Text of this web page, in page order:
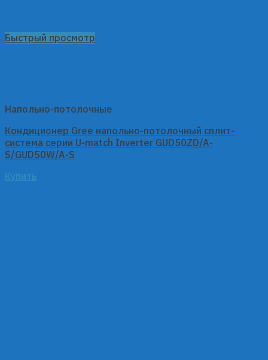
Быстрый просмотр
Напольно-потолочные
Кондиционер Gree напольно-потолочный сплит-
система серии U-match Inverter GUD50ZD/A-
S/GUD50W/A-S
Купить